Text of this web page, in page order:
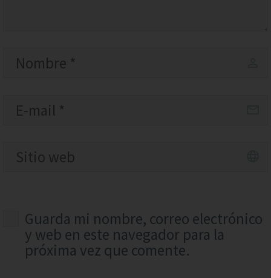
Guarda mi nombre, correo electrónico
y web en este navegador para la
próxima vez que comente.